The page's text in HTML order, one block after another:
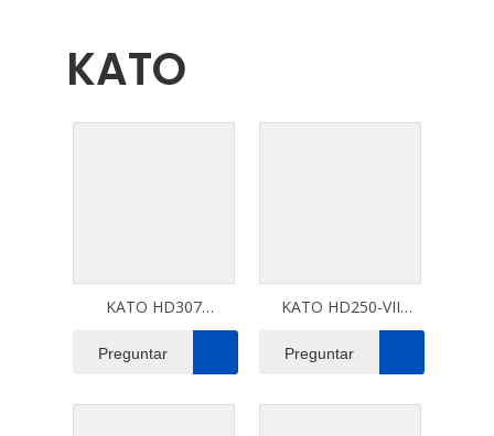
KATO
KATO HD307
COJINETE DE GIRO
Preguntar
KATO HD250-VII
COJINETE DE GIRO
Preguntar